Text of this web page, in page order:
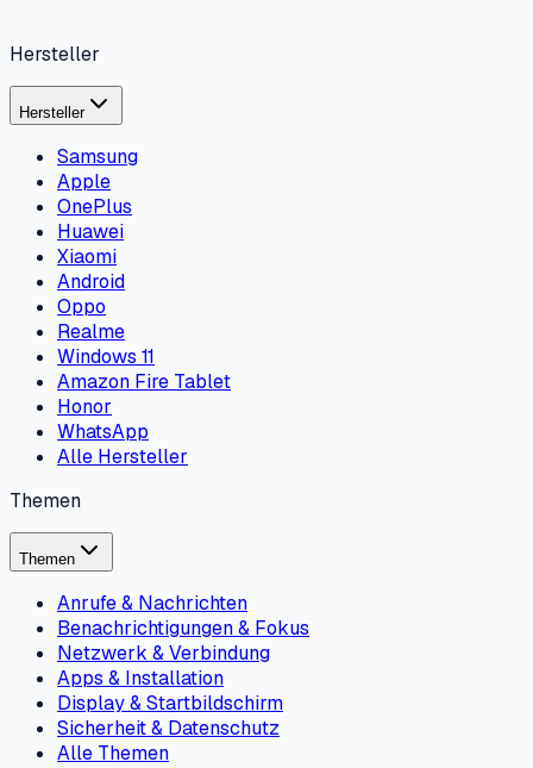
Hersteller
Hersteller
Samsung
Apple
OnePlus
Huawei
Xiaomi
Android
Oppo
Realme
Windows 11
Amazon Fire Tablet
Honor
WhatsApp
Alle Hersteller
Themen
Themen
Anrufe & Nachrichten
Benachrichtigungen & Fokus
Netzwerk & Verbindung
Apps & Installation
Display & Startbildschirm
Sicherheit & Datenschutz
Alle Themen